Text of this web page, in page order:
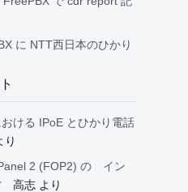
に NTT西日本のひかり
ける IPoE とひかり電話
り
2 (FOP2) の イン
高志 より